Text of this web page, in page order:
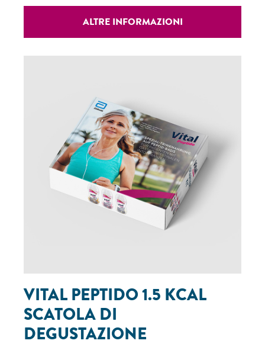
ALTRE INFORMAZIONI
VITAL PEPTIDO 1.5 KCAL
SCATOLA DI
DEGUSTAZIONE